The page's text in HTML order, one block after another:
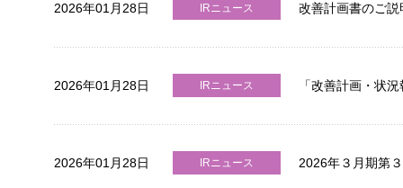
2026年01月28日 IRニュース 改善計画書のご説
2026年01月28日 IRニュース 「改善計画・状
2026年01月28日 IRニュース 2026年３月期第